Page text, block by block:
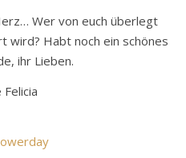
Wer von euch überlegt
wird? Habt noch ein schönes
ihr Lieben.
Felicia